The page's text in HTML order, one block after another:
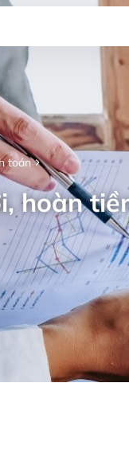
toán
hoàn